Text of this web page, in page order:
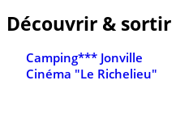
Découvrir & sortir
Camping*** Jonville
Cinéma "Le Richelieu"